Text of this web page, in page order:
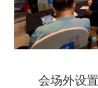
会场外设